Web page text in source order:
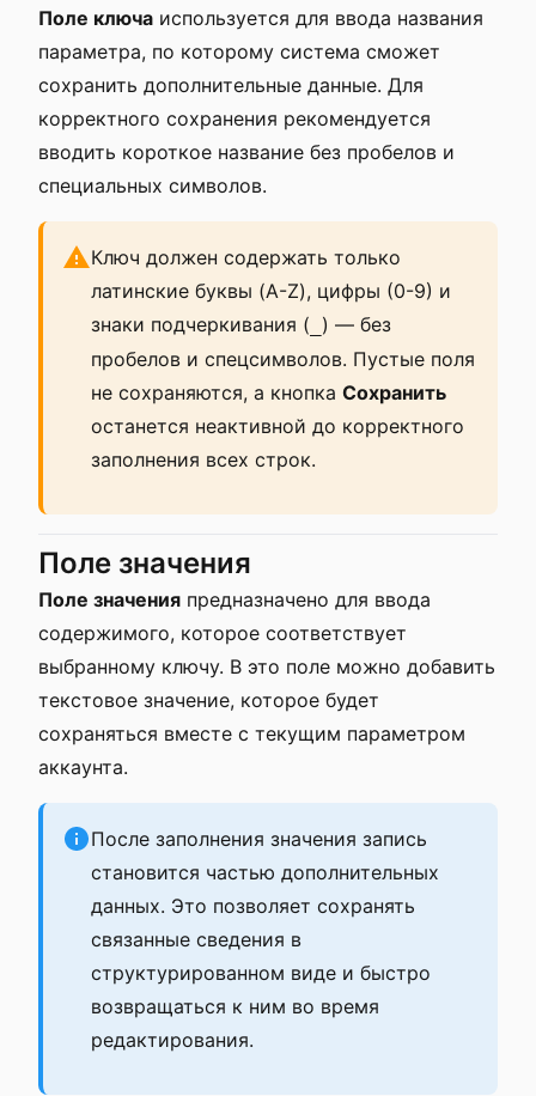
Поле ключа используется для ввода названия
параметра, по которому система сможет
сохранить дополнительные данные. Для
корректного сохранения рекомендуется
вводить короткое название без пробелов и
специальных символов.
Ключ должен содержать только
латинские буквы (A-Z), цифры (0-9) и
знаки подчеркивания ( ) — без
пробелов и спецсимволов. Пустые поля
не сохраняются, а кнопка Сохранить
останется неактивной до корректного
заполнения всех строк.
Поле значения
Поле значения предназначено для ввода
содержимого, которое соответствует
выбранному ключу. В это поле можно добавить
текстовое значение, которое будет
сохраняться вместе с текущим параметром
аккаунта.
После заполнения значения запись
становится частью дополнительных
данных. Это позволяет сохранять
связанные сведения в
структурированном виде и быстро
возвращаться к ним во время
редактирования.